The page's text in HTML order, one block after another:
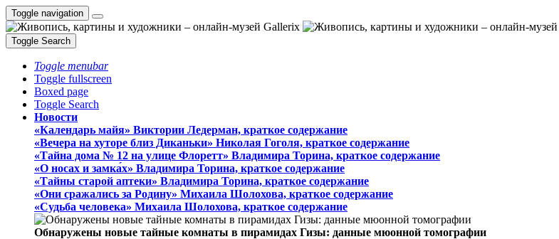
Toggle navigation
Toggle Search
Toggle menubar
Toggle fullscreen
Boxed page
Toggle Search
Новости
«Календарь майя» Виктории Ледерман, краткое содержание
«Вечера на хуторе близ Диканьки» Николая Гоголя, краткое содержание
«Тайна дома № 12 на улице Флоретт» Владимира Торина, краткое содержание
«О носах и замка́х» Владимира Торина, краткое содержание
«Тайны старой аптеки» Владимира Торина, краткое содержание
«Они сражались за Родину» Михаила Шолохова, краткое содержание
«Судьба человека» Михаила Шолохова, краткое содержание
Обнаружены новые тайные комнаты в пирамидах Гизы: данные мюонной томографии